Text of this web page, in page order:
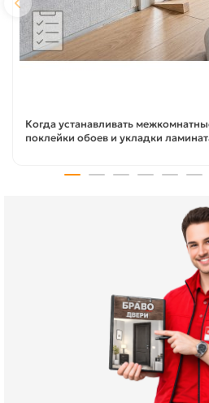
Когда устанавливать
поклейки обоев и укладки